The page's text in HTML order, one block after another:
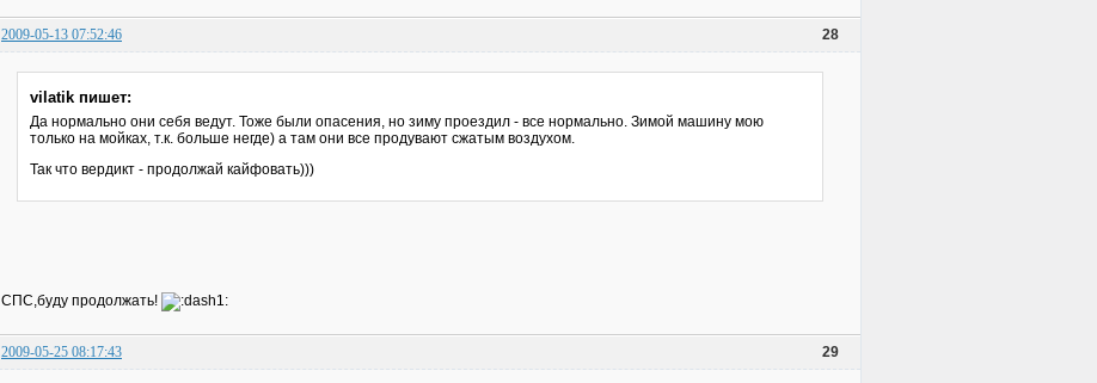
28
2009-05-13 07:52:46
vilatik пишет:
Да нормально они себя ведут. Тоже были опасения, но зиму проездил - все нормально. Зимой машину мою
только на мойках, т.к. больше негде) а там они все продувают сжатым воздухом.
Так что вердикт - продолжай кайфовать)))
СПС,буду продолжать!
29
2009-05-25 08:17:43